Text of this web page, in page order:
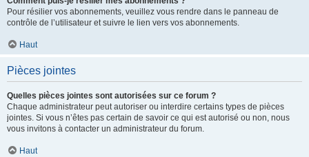
Pour résilier vos abonnements, veuillez vous rendre dans le panneau de
contrôle de l’utilisateur et suivre le lien vers vos abonnements.
Haut
Pièces jointes
Quelles pièces jointes sont autorisées sur ce forum ?
Chaque administrateur peut autoriser ou interdire certains types de pièces
jointes. Si vous n’êtes pas certain de savoir ce qui est autorisé ou non, nous
vous invitons à contacter un administrateur du forum.
Haut